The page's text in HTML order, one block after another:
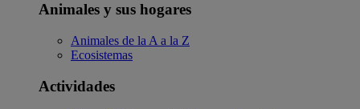
Animales y sus hogares
Animales de la A a la Z
Ecosistemas
Actividades